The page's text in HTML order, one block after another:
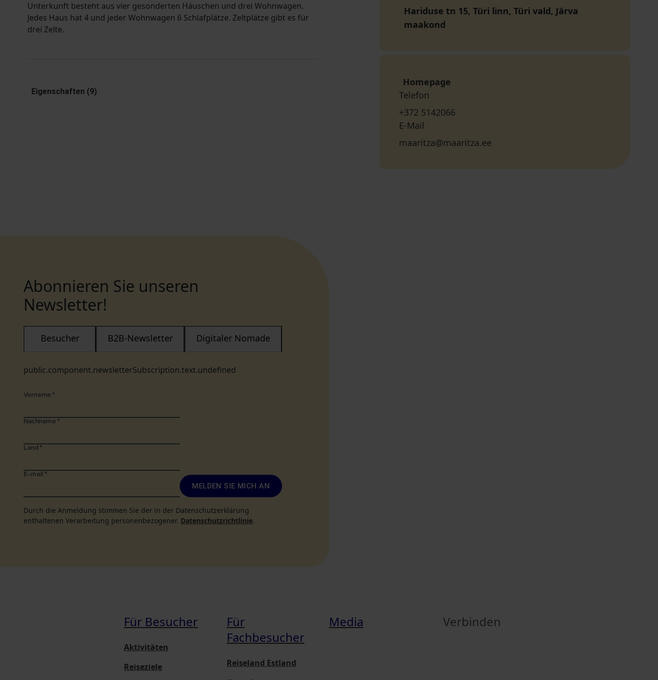
Unterkunft besteht aus vier gesonderten Häuschen und drei Wohnwagen.
Jedes Haus hat 4 und jeder Wohnwagen 6 Schlafplätze. Zeltplätze gibt es für
drei Zelte.
Eigenschaften (9)
Hariduse tn 15, Türi linn, Türi vald, Järva
maakond
Homepage
Telefon
+372 5142066
E-Mail
maaritza@maaritza.ee
Abonnieren Sie unseren
Newsletter!
public.component.newsletterSubscription.text.undefined
Besucher B2B-Newsletter Digitaler Nomade
Vorname *
Nachname *
Land *
E-mail *
MELDEN SIE MICH AN
Durch die Anmeldung stimmen Sie der in der Datenschutzerklärung
enthaltenen Verarbeitung personenbezogener. Datenschutzrichtlinie.
Für Besucher
Aktivitäten
Reiseziele
Für
Fachbesucher
Reiseland Estland
Media Verbinden